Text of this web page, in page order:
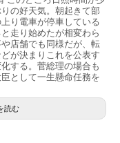
の好天気。朝起きて部
り電車が停車している
走り始めたが相変わら
店舗でも同様だが、転
が決まりこれを公表す
する。菅総理の場合も
として一生懸命任務を
読む